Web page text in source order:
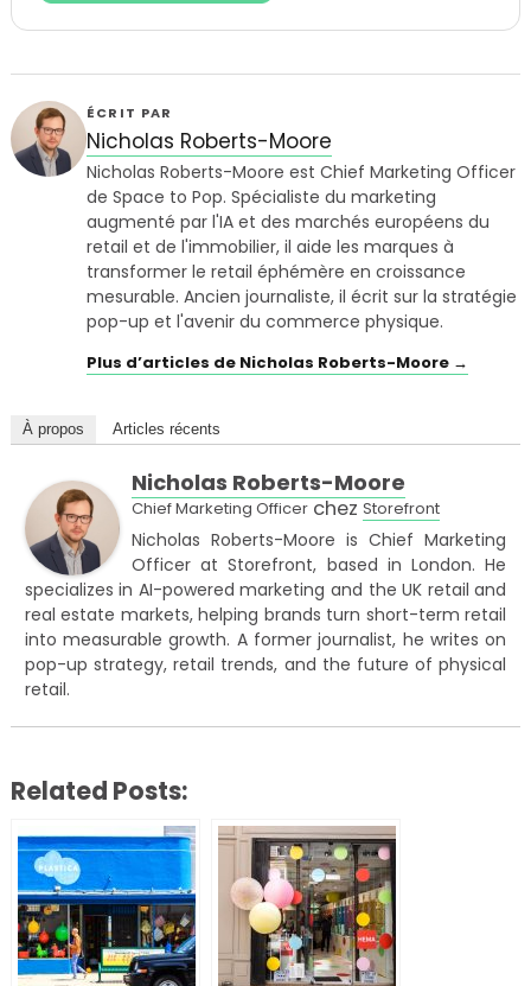
ÉCRIT PAR
Nicholas Roberts-Moore
Nicholas Roberts-Moore est Chief Marketing Officer
de Space to Pop. Spécialiste du marketing
augmenté par l'IA et des marchés européens du
retail et de l'immobilier, il aide les marques à
transformer le retail éphémère en croissance
mesurable. Ancien journaliste, il écrit sur la stratégie
pop-up et l'avenir du commerce physique.
Plus d’articles de Nicholas Roberts-Moore →
À propos Articles récents
Nicholas Roberts-Moore
Chief Marketing Officerchez Storefront
Nicholas Roberts-Moore is Chief Marketing
Officer at Storefront, based in London. He
specializes in AI-powered marketing and the UK retail and
real estate markets, helping brands turn short-term retail
into measurable growth. A former journalist, he writes on
pop-up strategy, retail trends, and the future of physical
retail.
Related Posts: